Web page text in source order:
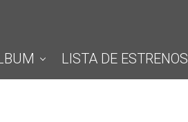
LISTA DE ESTRENOS